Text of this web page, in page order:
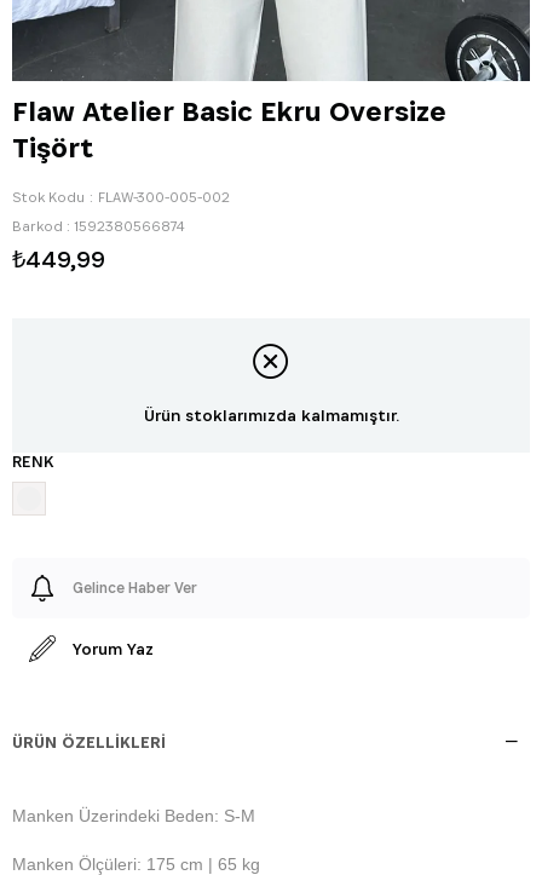
Flaw Atelier Basic Ekru Oversize
Tişört
Stok Kodu
FLAW-300-005-002
Barkod : 1592380566874
₺449,99
Ürün stoklarımızda kalmamıştır.
RENK
Gelince Haber Ver
Yorum Yaz
ÜRÜN ÖZELLIKLERI
Manken Üzerindeki Beden: S-M
Manken Ölçüleri: 175 cm | 65 kg